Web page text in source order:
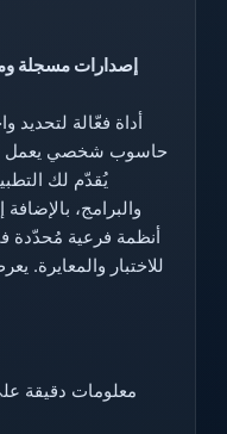
إصدارات مسجلة
حاسوب شخصي يعمل
يُقدّم لك
والبرامج،
أنظمة فرعية مُحدّدة
للاختبار والمعايرة.
معلومات دقيقة